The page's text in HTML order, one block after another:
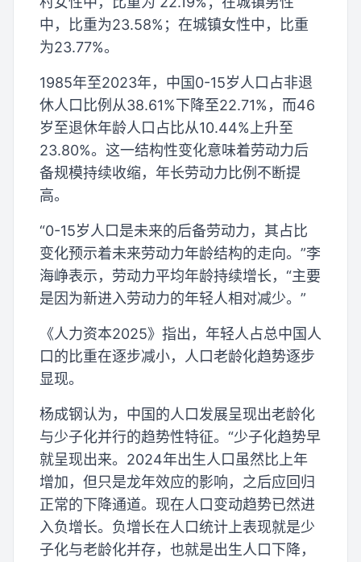
中，比重为23.58%；在城镇女性中，比重
为23.77%。
1985年至2023年，中国0-15岁人口占非退
休人口比例从38.61%下降至22.71%，而46
岁至退休年龄人口占比从10.44%上升至
23.80%。这一结构性变化意味着劳动力后
备规模持续收缩，年长劳动力比例不断提
高。
“0-15岁人口是未来的后备劳动力，其占比
变化预示着未来劳动力年龄结构的走向。”李
海峥表示，劳动力平均年龄持续增长，“主要
是因为新进入劳动力的年轻人相对减少。”
《人力资本2025》指出，年轻人占总中国人
口的比重在逐步减小，人口老龄化趋势逐步
显现。
杨成钢认为，中国的人口发展呈现出老龄化
与少子化并行的趋势性特征。“少子化趋势早
就呈现出来。2024年出生人口虽然比上年
增加，但只是龙年效应的影响，之后应回归
正常的下降通道。现在人口变动趋势已然进
入负增长。负增长在人口统计上表现就是少
子化与老龄化并存，也就是出生人口下降，